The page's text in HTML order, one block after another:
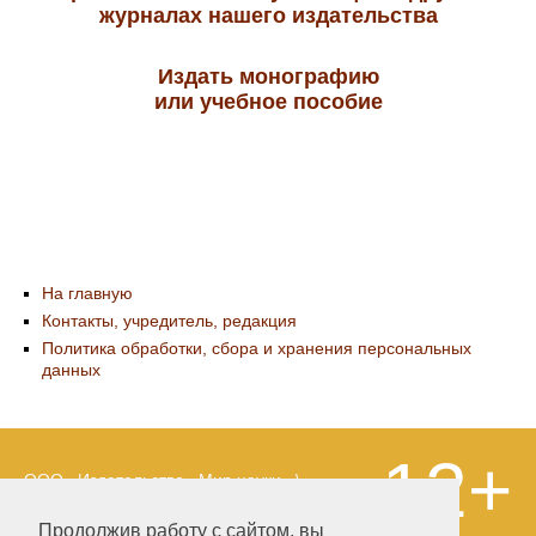
Продолжив работу с сайтом, вы
журналах нашего издательства
Издать монографию
или учебное пособие
На главную
Контакты, учредитель, редакция
Политика обработки, сбора и хранения персональных
данных
ООО «Издательство «Мир науки» \
LLC Материалы, размещенные на сайте,
12+